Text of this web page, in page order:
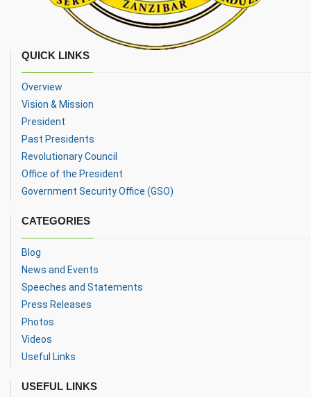
QUICK LINKS
Overview
Vision & Mission
President
Past Presidents
Revolutionary Council
Office of the President
Government Security Office (GSO)
CATEGORIES
Blog
News and Events
Speeches and Statements
Press Releases
Photos
Videos
Useful Links
USEFUL LINKS